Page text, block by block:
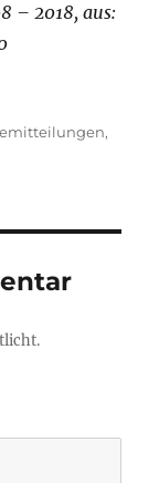
– 2018, aus:
,